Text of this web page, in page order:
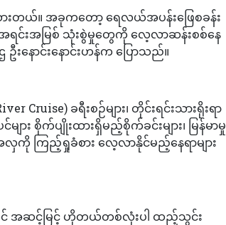
းတယ်။ အခုကတော့ ရေလယ်အပန်းဖြေစခန်း
ရင်းအမြစ် သုံးစွဲမှုတွေကို လေ့လာဆန်းစစ်နေ
းနောင်းနောင်းဟန်က ပြောသည်။
Cruise) ခရီးစဉ်များ၊ တိုင်းရင်းသားရိုးရာ
ား စိုက်ပျိုးထားရှိမည့်စိုက်ခင်းများ၊ မြန်မာမှု
လှကို ကြည့်ရှုခံစား လေ့လာနိုင်မည့်နေရာများ
ါအဝင် အဆင့်မြင့် ဟိုတယ်တစ်လုံးပါ ထည့်သွင်း